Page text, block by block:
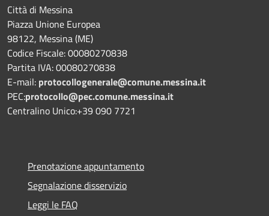
Città di Messina
Piazza Unione Europea
98122, Messina (ME)
Codice Fiscale: 00080270838
Partita IVA: 00080270838
E-mail: protocollogenerale@comune.messina.it
PEC:protocollo@pec.comune.messina.it
Centralino Unico:+39 090 7721
Prenotazione appuntamento
Segnalazione disservizio
Leggi le FAQ